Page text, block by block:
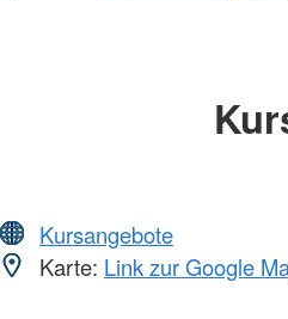
Kursangebote
Karte: Link zur Google